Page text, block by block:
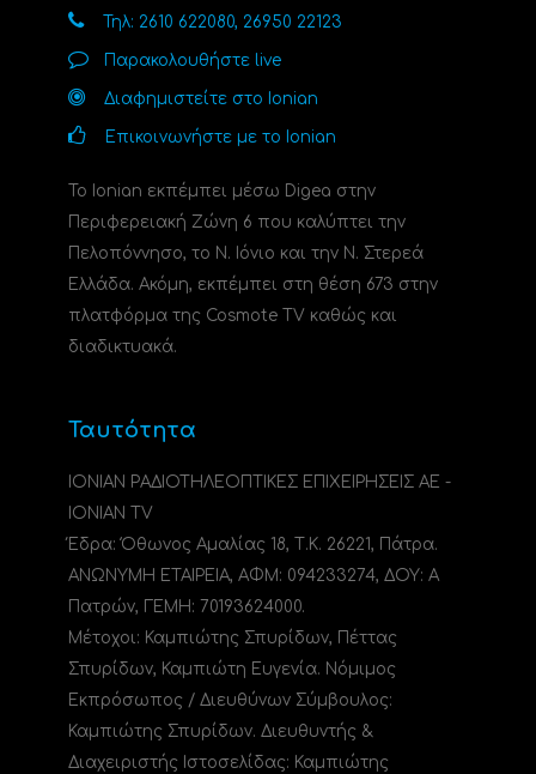
Τηλ: 2610 622080, 26950 22123
Παρακολουθήστε live
Διαφημιστείτε στο Ionian
Επικοινωνήστε με το Ionian
Το Ionian εκπέμπει μέσω Digea στην
Περιφερειακή Ζώνη 6 που καλύπτει την
Πελοπόννησο, το N. Ιόνιο και την Ν. Στερεά
Ελλάδα. Ακόμη, εκπέμπει στη θέση 673 στην
πλατφόρμα της Cosmote TV καθώς και
διαδικτυακά.
Ταυτότητα
ΙΟΝΙΑΝ ΡΑΔΙΟΤΗΛΕΟΠΤΙΚΕΣ ΕΠΙΧΕΙΡΗΣΕΙΣ ΑΕ -
IONIAN TV
Έδρα: Όθωνος Αμαλίας 18, Τ.Κ. 26221, Πάτρα.
ΑΝΩΝΥΜΗ ΕΤΑΙΡΕΙΑ, ΑΦΜ: 094233274, ΔΟΥ: A
Πατρών, ΓΕΜΗ: 70193624000.
Μέτοχοι: Καμπιώτης Σπυρίδων, Πέττας
Σπυρίδων, Καμπιώτη Ευγενία. Νόμιμος
Εκπρόσωπος / Διευθύνων Σύμβουλος:
Καμπιώτης Σπυρίδων. Διευθυντής &
Διαχειριστής Ιστοσελίδας: Καμπιώτης